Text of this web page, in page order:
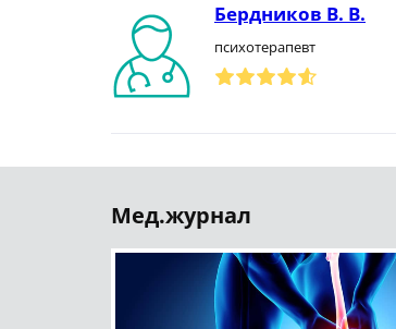
Бердников В. В.
психотерапевт
Мед.журнал